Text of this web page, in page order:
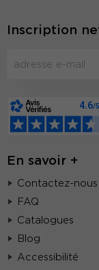
Inscription
En savoir +
Contactez-nous
FAQ
Catalogues
Blog
Accessibilité